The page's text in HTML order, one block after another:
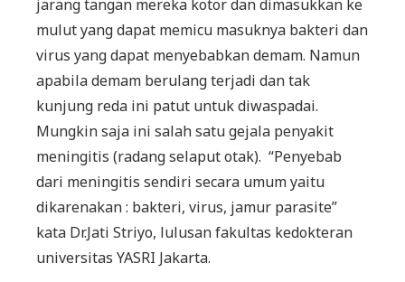
jarang tangan mereka kotor dan dimasukkan ke
mulut yang dapat memicu masuknya bakteri dan
virus yang dapat menyebabkan demam. Namun
apabila demam berulang terjadi dan tak
kunjung reda ini patut untuk diwaspadai.
Mungkin saja ini salah satu gejala penyakit
meningitis (radang selaput otak). “Penyebab
dari meningitis sendiri secara umum yaitu
dikarenakan : bakteri, virus, jamur parasite”
kata Dr.Jati Striyo, lulusan fakultas kedokteran
universitas YASRI Jakarta.